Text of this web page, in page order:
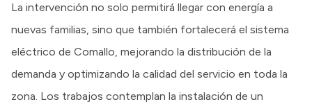
La intervención no solo permitirá llegar con energía a
nuevas familias, sino que también fortalecerá el sistema
eléctrico de Comallo, mejorando la distribución de la
demanda y optimizando la calidad del servicio en toda la
zona. Los trabajos contemplan la instalación de un